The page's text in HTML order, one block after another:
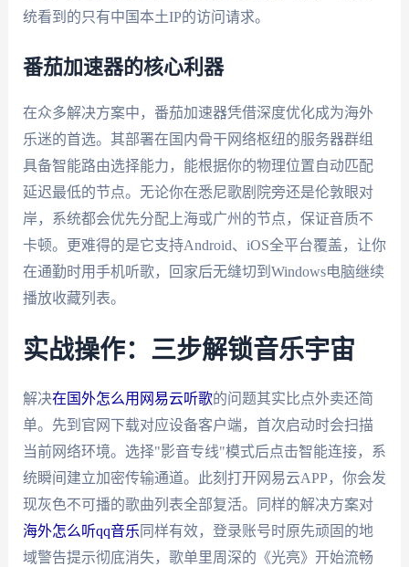
统看到的只有中国本土IP的访问请求。
番茄加速器的核心利器
在众多解决方案中，番茄加速器凭借深度优化成为海外
乐迷的首选。其部署在国内骨干网络枢纽的服务器群组
具备智能路由选择能力，能根据你的物理位置自动匹配
延迟最低的节点。无论你在悉尼歌剧院旁还是伦敦眼对
岸，系统都会优先分配上海或广州的节点，保证音质不
卡顿。更难得的是它支持Android、iOS全平台覆盖，让你
在通勤时用手机听歌，回家后无缝切到Windows电脑继续
播放收藏列表。
实战操作：三步解锁音乐宇宙
解决在国外怎么用网易云听歌的问题其实比点外卖还简
单。先到官网下载对应设备客户端，首次启动时会扫描
当前网络环境。选择"影音专线"模式后点击智能连接，系
统瞬间建立加密传输通道。此刻打开网易云APP，你会发
现灰色不可播的歌曲列表全部复活。同样的解决方案对
海外怎么听qq音乐 同样有效，登录账号时原先顽固的地
域警告提示彻底消失，歌单里周深的《光亮》开始流畅